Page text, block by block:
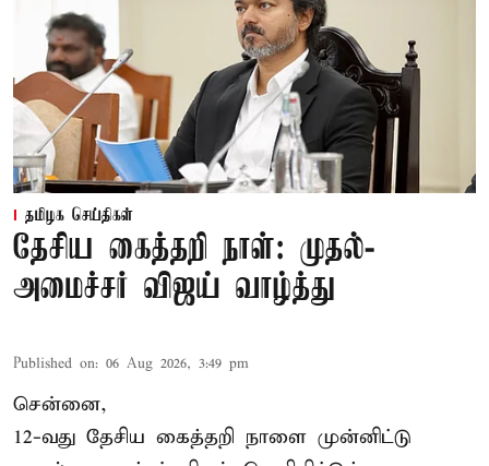
தமிழக செய்திகள்
தேசிய கைத்தறி நாள்: முதல்-
அமைச்சர் விஜய் வாழ்த்து
Published on: 06 Aug 2026, 3:49 pm
சென்னை,
12-வது தேசிய கைத்தறி நாளை முன்னிட்டு